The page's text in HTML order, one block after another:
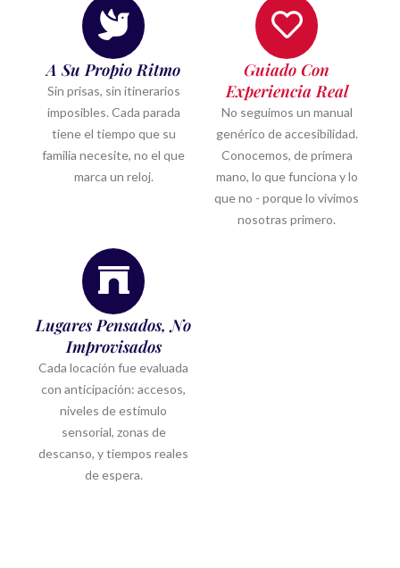
A Su Propio Ritmo
Sin prisas, sin itinerarios
imposibles. Cada parada
tiene el tiempo que su
familia necesite, no el que
marca un reloj.
Guiado Con
Experiencia Real
No seguimos un manual
genérico de accesibilidad.
Conocemos, de primera
mano, lo que funciona y lo
que no - porque lo vivimos
nosotras primero.
Lugares Pensados, No
Improvisados
Cada locación fue evaluada
con anticipación: accesos,
niveles de estímulo
sensorial, zonas de
descanso, y tiempos reales
de espera.